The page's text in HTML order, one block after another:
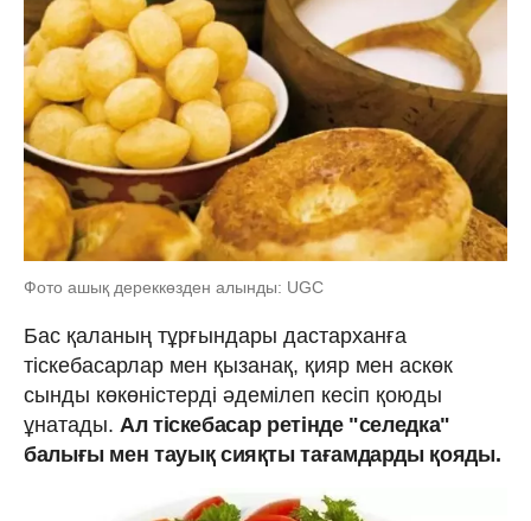
Фото ашық дереккөзден алынды: UGC
Бас қаланың тұрғындары дастарханға
тіскебасарлар мен қызанақ, қияр мен аскөк
сынды көкөністерді әдемілеп кесіп қоюды
ұнатады. Ал тіскебасар ретінде "селедка"
балығы мен тауық сияқты тағамдарды қояды.